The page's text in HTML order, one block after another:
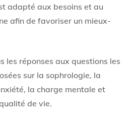
adapté aux besoins et au
afin de favoriser un mieux-
les réponses aux questions les
sur la sophrologie, la
la charge mentale et
de vie.